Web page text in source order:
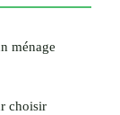
ménage
choisir